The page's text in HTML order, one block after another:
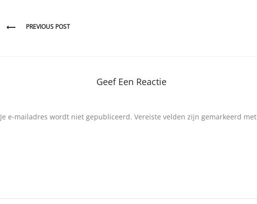
PREVIOUS POST
Geef Een Reactie
Je e-mailadres wordt niet gepubliceerd. Vereiste velden zijn gemarkeerd met